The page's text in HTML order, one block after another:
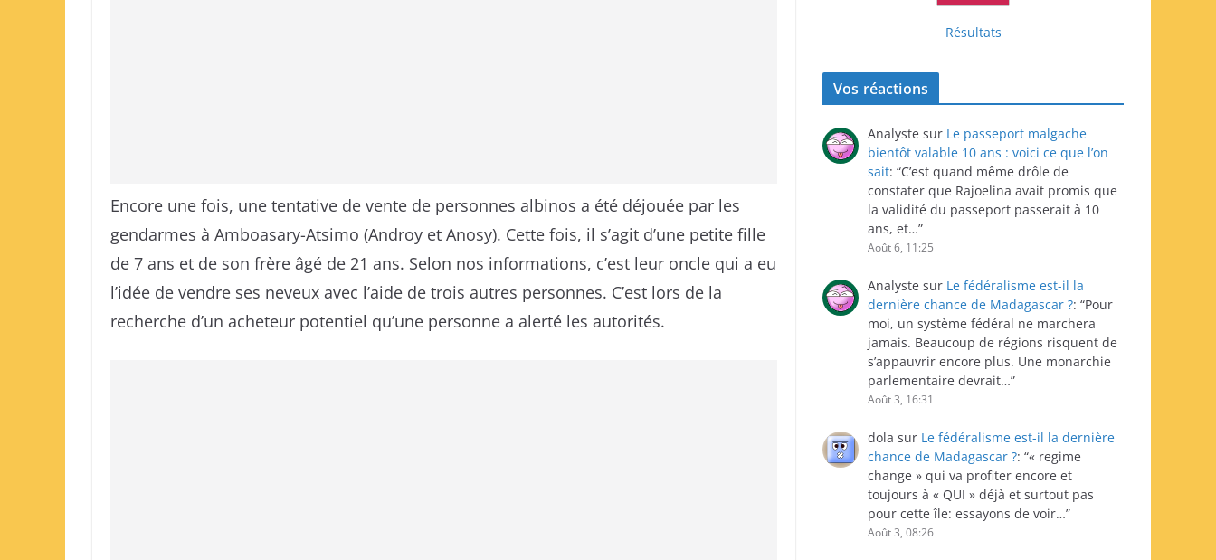
Encore une fois, une tentative de vente de personnes albinos a été déjouée par les
gendarmes à Amboasary-Atsimo (Androy et Anosy). Cette fois, il s’agit d’une petite fille
de 7 ans et de son frère âgé de 21 ans. Selon nos informations, c’est leur oncle qui a eu
l’idée de vendre ses neveux avec l’aide de trois autres personnes. C’est lors de la
recherche d’un acheteur potentiel qu’une personne a alerté les autorités.
Résultats
Vos réactions
Analyste sur Le passeport malgache
bientôt valable 10 ans : voici ce que l’on
sait: “C’est quand même drôle de
constater que Rajoelina avait promis que
la validité du passeport passerait à 10
ans, et…”
Août 6, 11:25
Analyste sur Le fédéralisme est-il la
dernière chance de Madagascar ?: “Pour
moi, un système fédéral ne marchera
jamais. Beaucoup de régions risquent de
s’appauvrir encore plus. Une monarchie
parlementaire devrait…”
Août 3, 16:31
dola sur Le fédéralisme est-il la dernière
chance de Madagascar ?: “« regime
change » qui va profiter encore et
toujours à « QUI » déjà et surtout pas
pour cette île: essayons de voir…”
Août 3, 08:26